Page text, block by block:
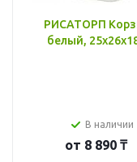
РИСАТОРП
белый,
В наличии
от 8 890 ₸